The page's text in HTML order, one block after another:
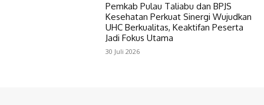
Pemkab Pulau Taliabu dan BPJS
Kesehatan Perkuat Sinergi Wujudkan
UHC Berkualitas, Keaktifan Peserta
Jadi Fokus Utama
30 Juli 2026